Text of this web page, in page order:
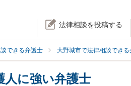
法律相談を投稿する
できる弁護士 大野城市で法律相談できる
人に強い弁護士